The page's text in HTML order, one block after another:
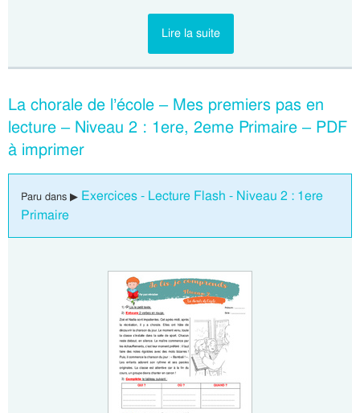
Lire la suite
La chorale de l’école – Mes premiers pas en
lecture – Niveau 2 : 1ere, 2eme Primaire – PDF
à imprimer
Paru dans ▶ Exercices - Lecture Flash - Niveau 2 : 1ere
Primaire